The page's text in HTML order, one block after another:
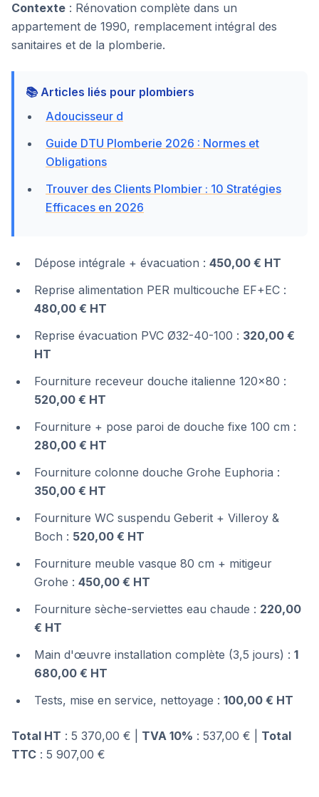
Contexte : Rénovation complète dans un
appartement de 1990, remplacement intégral des
sanitaires et de la plomberie.
📚 Articles liés pour plombiers
Adoucisseur d
Guide DTU Plomberie 2026 : Normes et
Obligations
Trouver des Clients Plombier : 10 Stratégies
Efficaces en 2026
Dépose intégrale + évacuation : 450,00 € HT
Reprise alimentation PER multicouche EF+EC :
480,00 € HT
Reprise évacuation PVC Ø32-40-100 : 320,00 €
HT
Fourniture receveur douche italienne 120×80 :
520,00 € HT
Fourniture + pose paroi de douche fixe 100 cm :
280,00 € HT
Fourniture colonne douche Grohe Euphoria :
350,00 € HT
Fourniture WC suspendu Geberit + Villeroy &
Boch : 520,00 € HT
Fourniture meuble vasque 80 cm + mitigeur
Grohe : 450,00 € HT
Fourniture sèche-serviettes eau chaude : 220,00
€ HT
Main d'œuvre installation complète (3,5 jours) : 1
680,00 € HT
Tests, mise en service, nettoyage : 100,00 € HT
Total HT : 5 370,00 € | TVA 10% : 537,00 € | Total
TTC : 5 907,00 €